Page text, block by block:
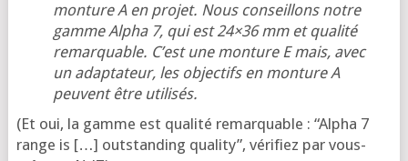
mon­ture A en pro­jet. Nous conseillons notre
gamme Alpha 7, qui est 24×36 mm et qua­li­té
remar­quable. C’est une mon­ture E mais, avec
un adap­ta­teur, les objec­tifs en mon­ture A
peuvent être utilisés.
(Et oui, la gamme est qua­li­té remar­quable : “Alpha 7
range is […] outs­tan­ding qua­li­ty”, véri­fiez par vous-